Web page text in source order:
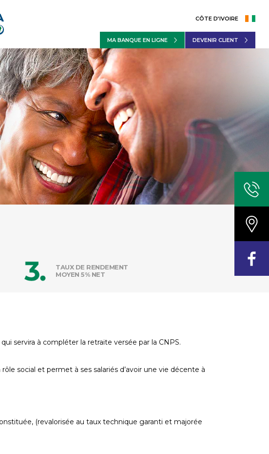
CÔTE D’IVOIRE
DEVENIR CLIENT
MA BANQUE EN LIGNE
TAUX DE RENDEMENT
MOYEN 5% NET
servira à compléter la retraite versée par la CNPS.
social et permet à ses salariés d’avoir une vie décente à
(revalorisée au taux technique garanti et majorée